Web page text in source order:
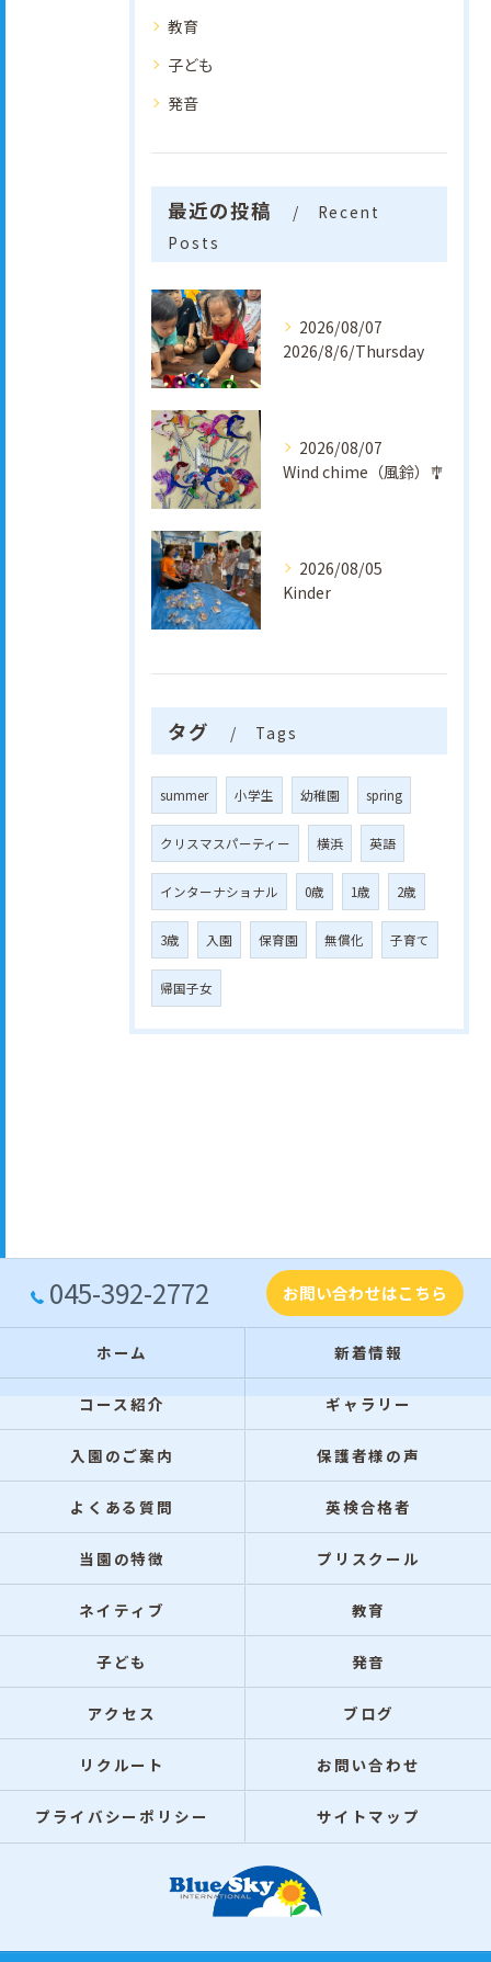
教育
子ども
発音
最近の投稿
Recent
Posts
2026/08/07
2026/8/6/Thursday
2026/08/07
Wind chime（風鈴）🎐
2026/08/05
Kinder
タグ Tags
summer 小学生 幼稚園 spring
クリスマスパーティー 横浜 英語
インターナショナル 0歳 1歳 2歳
3歳 入園 保育園 無償化 子育て
帰国子女
045-392-2772 お問い合わせはこちら
ホーム 新着情報
コース紹介 ギャラリー
入園のご案内 保護者様の声
よくある質問 英検合格者
当園の特徴 プリスクール
ネイティブ 教育
子ども 発音
アクセス ブログ
リクルート お問い合わせ
プライバシーポリシー サイトマップ